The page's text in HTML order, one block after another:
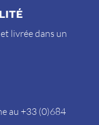
livrée dans un
au +33 (0)684